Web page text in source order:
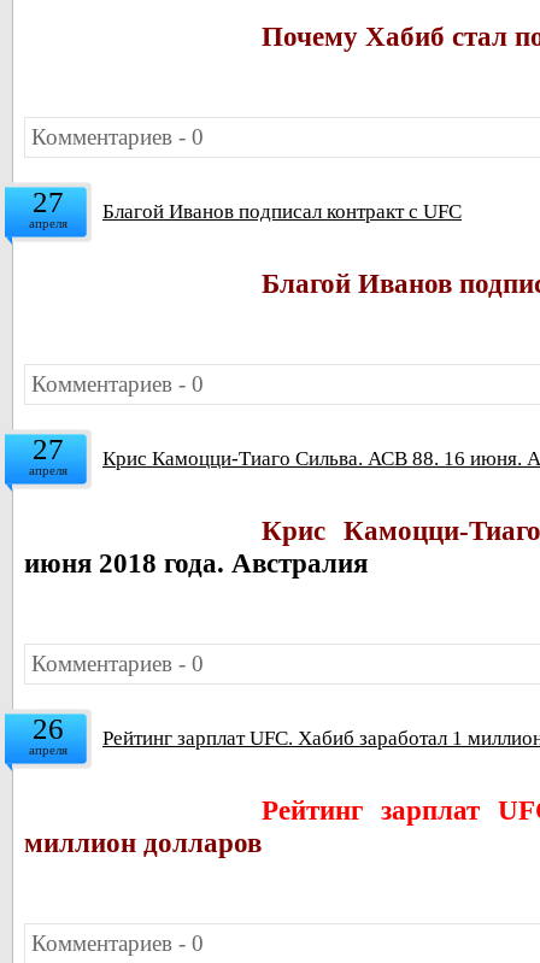
Почему Хабиб стал
Комментариев - 0
27
апреля Благой Иванов подписал контракт с UFC
Благой Иванов
Комментариев - 0
27
апреля Крис Камоцци-Тиаго Сильва. АСВ 88. 16 июня.
Крис Камоцци-
июня 2018 года. Австралия
Комментариев - 0
26
апреля Рейтинг зарплат UFC. Хабиб заработал 1
Рейтинг зарплат
миллион долларов
Комментариев - 0